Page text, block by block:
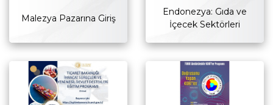
Malezya Pazarına Giriş
Endonezya: Gıda ve
İçecek Sektörleri